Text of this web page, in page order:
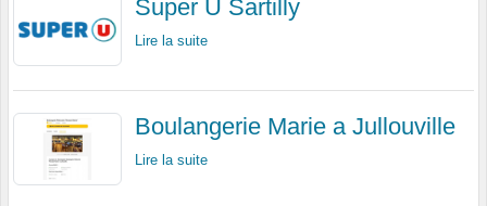
Super U Sartilly
Lire la suite
Boulangerie Marie a Jullouville
Lire la suite